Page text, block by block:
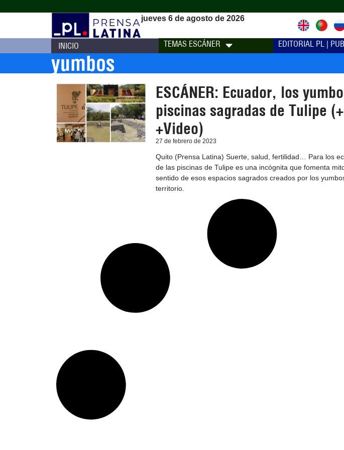
jueves 6 de agosto de 2026
INICIO TEMAS ESCÁNER EDITORIAL PL |
yumbos
ESCÁNER: Ecuador, los
piscinas sagradas de Tulipe
+Video)
27 de febrero de 2023
Quito (Prensa Latina) Suerte, salud, fertilidad… Para los
de las piscinas de Tulipe es una incógnita que fomenta
sentido de esos espacios sagrados creados por los
territorio.